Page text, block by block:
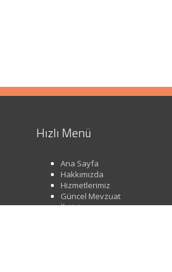
Hızlı Menü
Ana Sayfa
Hakkımızda
Hizmetlerimiz
Güncel Mevzuat
İletişim